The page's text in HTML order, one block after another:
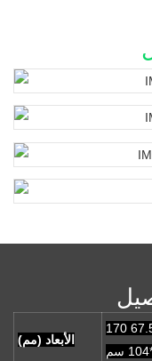
الأبعاد (مم)
170 سم*67.5